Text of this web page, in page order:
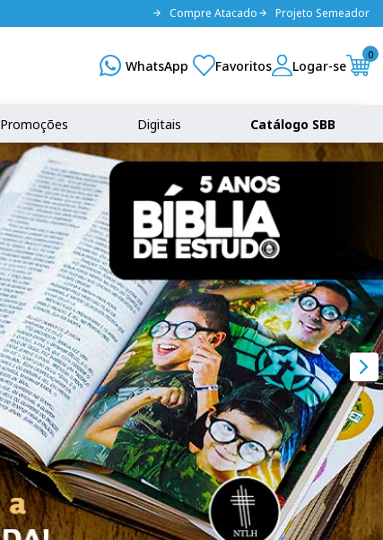
Compre Atacado Projeto Semeador
0
Promoções Digitais Catálogo SBB